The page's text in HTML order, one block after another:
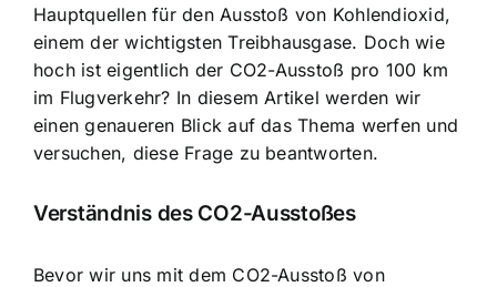
Hauptquellen für den Ausstoß von Kohlendioxid,
einem der wichtigsten Treibhausgase. Doch wie
hoch ist eigentlich der CO2-Ausstoß pro 100 km
im Flugverkehr? In diesem Artikel werden wir
einen genaueren Blick auf das Thema werfen und
versuchen, diese Frage zu beantworten.
Verständnis des CO2-Ausstoßes
Bevor wir uns mit dem CO2-Ausstoß von